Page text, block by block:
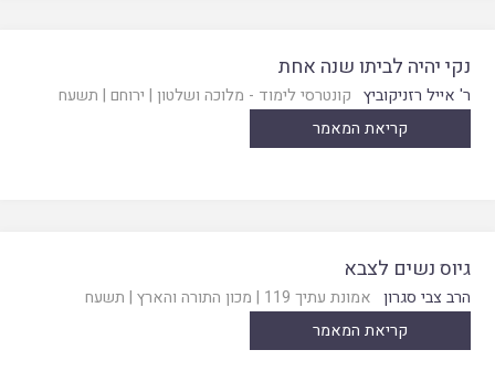
נקי יהיה לביתו שנה אחת
ר' אייל רזניקוביץ קונטרסי לימוד - מלוכה ושלטון | ירוחם | תשעח
קריאת המאמר
גיוס נשים לצבא
הרב צבי סגרון אמונת עתיך 119 | מכון התורה והארץ | תשעח
קריאת המאמר